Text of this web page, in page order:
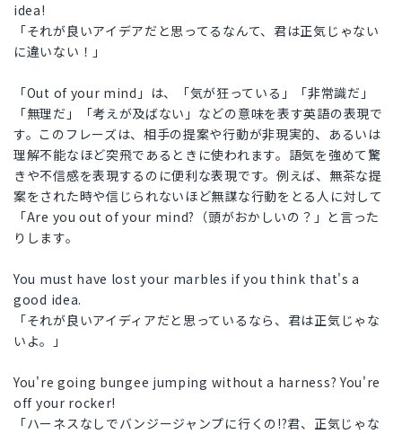
idea!
「それが良いアイデアだと思ってるなんて、君は正気じゃない
に違いない！」
「Out of your mind」は、「気が狂っている」「非常識だ」
「無理だ」「考えが及ばない」などの意味を表す英語の表現で
す。このフレーズは、相手の提案や行動が非現実的、あるいは
理解不能なほど突飛であるときに使われます。語気を強めて驚
きや不信感を表現するのに便利な表現です。例えば、無茶な提
案をされた時や信じられないほど無謀な行動をとる人に対して
「Are you out of your mind?（頭がおかしいの？」と言った
りします。
You must have lost your marbles if you think that's a
good idea.
「それが良いアイディアだと思っているなら、君は正気じゃな
いよ。」
You're going bungee jumping without a harness? You're
off your rocker!
「ハーネスなしでバンジージャンプに行くの!?君、正気じゃな